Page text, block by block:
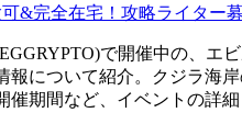
&完全在宅！攻略ライター募
で開催中の、エ
報について紹介。クジラ海
催期間など、イベントの詳細